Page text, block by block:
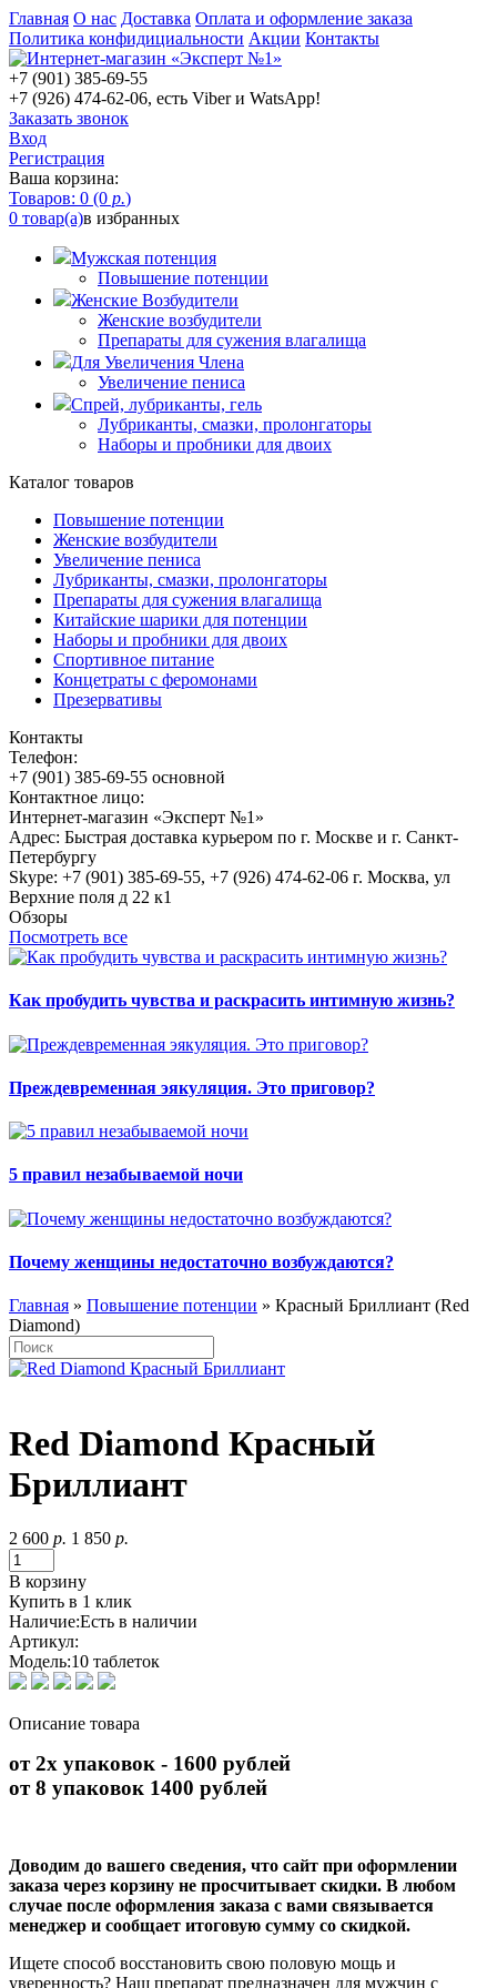
Главная О нас Доставка Оплата и оформление заказа
Политика конфидициальности Акции Контакты
+7 (901) 385-69-55
+7 (926) 474-62-06, есть Viber и WatsApp!
Заказать звонок
Вход
Регистрация
Ваша корзина:
Товаров: 0 (0 р.)
0 товар(а)в избранных
Мужская потенция
Повышение потенции
Женские Возбудители
Женские возбудители
Препараты для сужения влагалища
Для Увеличения Члена
Увеличение пениса
Спрей, лубриканты, гель
Лубриканты, смазки, пролонгаторы
Наборы и пробники для двоих
Каталог товаров
Повышение потенции
Женские возбудители
Увеличение пениса
Лубриканты, смазки, пролонгаторы
Препараты для сужения влагалища
Китайские шарики для потенции
Наборы и пробники для двоих
Спортивное питание
Концетраты с феромонами
Презервативы
Контакты
Телефон:
+7 (901) 385-69-55 основной
Контактное лицо:
Интернет-магазин «Эксперт №1»
Адрес: Быстрая доставка курьером по г. Москве и г. Санкт-
Петербургу
Skype: +7 (901) 385-69-55, +7 (926) 474-62-06 г. Москва, ул
Верхние поля д 22 к1
Обзоры
Посмотреть все
Как пробудить чувства и раскрасить интимную жизнь?
Преждевременная эякуляция. Это приговор?
5 правил незабываемой ночи
Почему женщины недостаточно возбуждаются?
Главная » Повышение потенции » Красный Бриллиант (Red
Diamond)
Red Diamond Красный
Бриллиант
2 600 р. 1 850 р.
В корзину
Купить в 1 клик
Наличие:Есть в наличии
Артикул:
Модель:10 таблеток
Описание товара
от 2х упаковок - 1600 рублей
от 8 упаковок 1400 рублей
Доводим до вашего сведения, что сайт при оформлении
заказа через корзину не просчитывает скидки. В любом
случае после оформления заказа с вами связывается
менеджер и сообщает итоговую сумму со скидкой.
Ищете способ восстановить свою половую мощь и
уверенность? Наш препарат предназначен для мужчин с